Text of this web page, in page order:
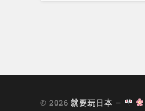
© 2026就要玩日本 —